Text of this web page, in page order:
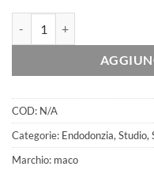
COD: N/A
Categorie: Endodonzia,Studio,
Marchio: maco